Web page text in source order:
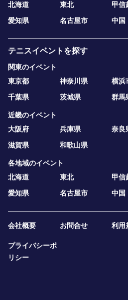
北海道
東北 甲信
愛知県
名古屋市 中国
テニスイベントを探す
関東のイベント
東京都
神奈川県 横浜
千葉県
茨城県 群馬
近畿のイベント
大阪府
兵庫県 奈良
滋賀県
和歌山県
各地域のイベント
北海道
東北 甲信
愛知県
名古屋市 中国
会社概要 お問合せ 利用
プライバシーポ
リシー